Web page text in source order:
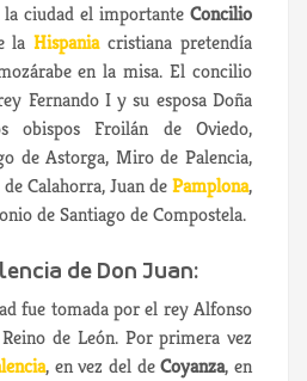
ciudad el importante Concilio
laHispaniacristiana pretendía
en la misa. El concilio
Fernando I y su esposa Doña
obispos Froilán de Oviedo,
de Astorga, Miro de Palencia,
Calahorra, Juan dePamplona,
de Santiago de Compostela.
de Don Juan:
fue tomada por el rey Alfonso
de León. Por primera vez
, en vez del deCoyanza, en